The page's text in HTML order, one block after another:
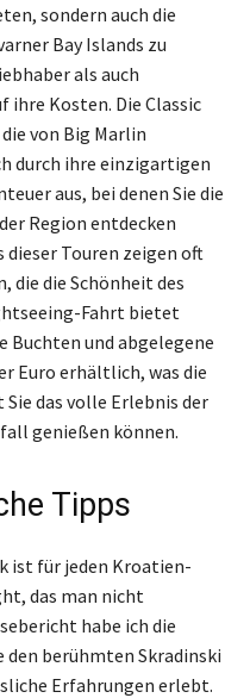
sondern auch die
Bay Islands zu
als auch
Kosten. Die Classic
von Big Marlin
durch ihre einzigartigen
aus, bei denen Sie die
Region entdecken
Touren zeigen oft
die die Schönheit des
Fahrt bietet
Buchten und abgelegene
Euro erhältlich, was die
das volle Erlebnis der
genießen können.
Tipps
ist für jeden Kroatien-
das man nicht
habe ich die
berühmten Skradinski
Erfahrungen erlebt.